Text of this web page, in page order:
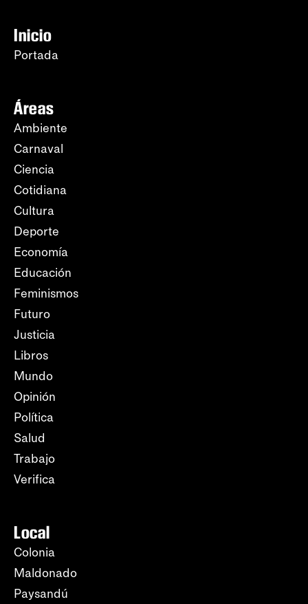
Inicio
Portada
Áreas
Ambiente
Carnaval
Ciencia
Cotidiana
Cultura
Deporte
Economía
Educación
Feminismos
Futuro
Justicia
Libros
Mundo
Opinión
Política
Salud
Trabajo
Verifica
Local
Colonia
Maldonado
Paysandú